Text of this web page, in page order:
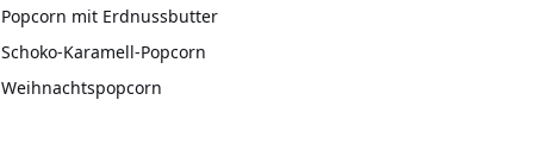
Popcorn mit Erdnussbutter
Schoko-Karamell-Popcorn
Weihnachtspopcorn